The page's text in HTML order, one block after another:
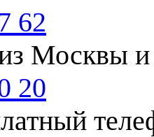
62
Москвы
20